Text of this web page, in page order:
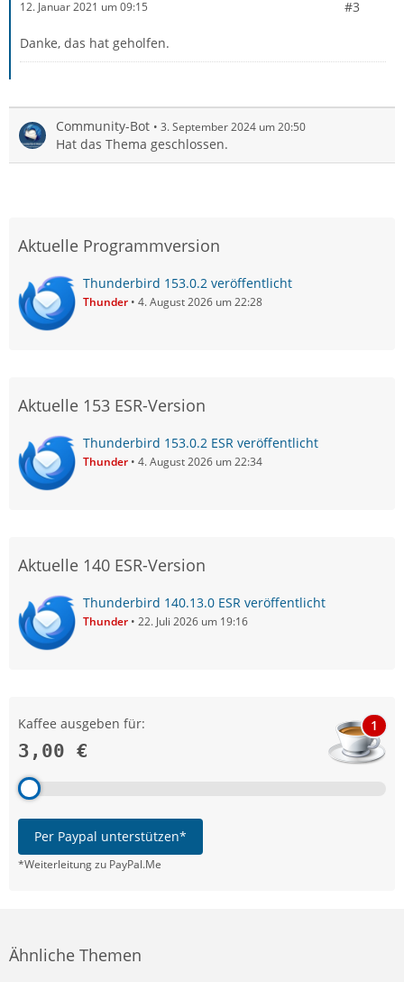
12. Januar 2021 um 09:15 #3
Danke, das hat geholfen.
Community-Bot 3. September 2024 um 20:50
Hat das Thema geschlossen.
Aktuelle Programmversion
Thunderbird 153.0.2 veröffentlicht
Thunder 4. August 2026 um 22:28
Aktuelle 153 ESR-Version
Thunderbird 153.0.2 ESR veröffentlicht
Thunder 4. August 2026 um 22:34
Aktuelle 140 ESR-Version
Thunderbird 140.13.0 ESR veröffentlicht
Thunder 22. Juli 2026 um 19:16
Kaffee ausgeben für:
3,00 €
1
Per Paypal unterstützen*
*Weiterleitung zu PayPal.Me
Ähnliche Themen